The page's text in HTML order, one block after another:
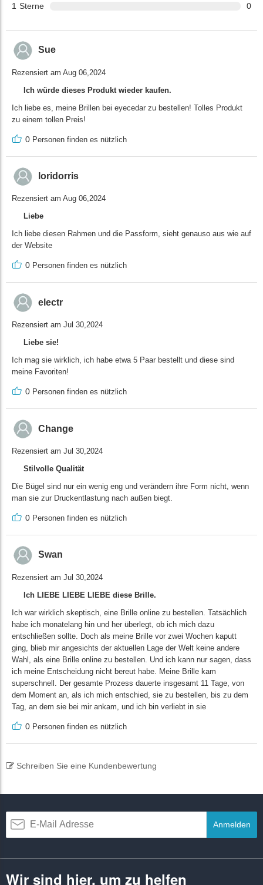
1 Sterne 0
Sue
Rezensiert am Aug 06,2024
Ich würde dieses Produkt wieder kaufen.
Ich liebe es, meine Brillen bei eyecedar zu bestellen! Tolles Produkt
zu einem tollen Preis!
0 Personen finden es nützlich
loridorris
Rezensiert am Aug 06,2024
Liebe
Ich liebe diesen Rahmen und die Passform, sieht genauso aus wie auf
der Website
0 Personen finden es nützlich
electr
Rezensiert am Jul 30,2024
Liebe sie!
Ich mag sie wirklich, ich habe etwa 5 Paar bestellt und diese sind
meine Favoriten!
0 Personen finden es nützlich
Change
Rezensiert am Jul 30,2024
Stilvolle Qualität
Die Bügel sind nur ein wenig eng und verändern ihre Form nicht, wenn
man sie zur Druckentlastung nach außen biegt.
0 Personen finden es nützlich
Swan
Rezensiert am Jul 30,2024
Ich LIEBE LIEBE LIEBE diese Brille.
Ich war wirklich skeptisch, eine Brille online zu bestellen. Tatsächlich
habe ich monatelang hin und her überlegt, ob ich mich dazu
entschließen sollte. Doch als meine Brille vor zwei Wochen kaputt
ging, blieb mir angesichts der aktuellen Lage der Welt keine andere
Wahl, als eine Brille online zu bestellen. Und ich kann nur sagen, dass
ich meine Entscheidung nicht bereut habe. Meine Brille kam
superschnell. Der gesamte Prozess dauerte insgesamt 11 Tage, von
dem Moment an, als ich mich entschied, sie zu bestellen, bis zu dem
Tag, an dem sie bei mir ankam, und ich bin verliebt in sie
0 Personen finden es nützlich
Schreiben Sie eine Kundenbewertung
Anmelden
Wir sind hier, um zu helfen